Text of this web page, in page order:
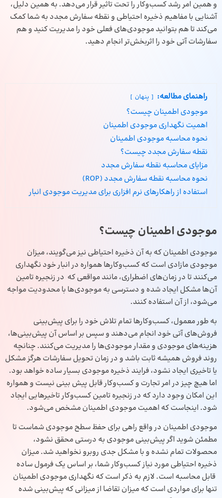
و همین امر رشد کسب‌وکار را تحت تاثیر قرار می‌دهد. به همین دلیل،
آشنایی با مفاهیم ذخیره احتیاطی و نقطه سفارش مجدد به شما کمک
می‌کند تا هم بتوانید موجودی‌های فعلی خود را مدیریت کنید و هم
سفارشات آتی خود را اثربخش‌تر انجام دهید.
راهنمای مطالعه: پنهان
موجودی اطمینان چیست؟
اهمیت نگهداری موجودی اطمینان
نحوه محاسبه موجودی اطمینان
نقطه سفارش مجدد چیست؟
مزایای محاسبه نقطه سفارش مجدد
نحوه محاسبه نقطه سفارش مجدد (ROP)
استفاده از راهکارهای نرم افزاری برای مدیریت موجودی انبار
موجودی اطمینان چیست؟
موجودی اطمینان که به آن ذخیره احتیاطی نیز می‌گویند، میزان
موجودی مازادی است که کسب‌وکارها همواره در انبار خود نگهداری
می‌کنند تا در زمان‌های اضطراری، مانند مواقعی که در زنجیره تامین
آن‌ها مشکل ایجاد شده و دسترسی به موجودی‌ها با محدودیت مواجه
می‌شود، از آن استفاده کنند.
به طور معمول، کسب‌وکارها تمام تلاش خود را برای پیش‌بینی
فروش‌های آتی خود انجام می‌دهند و سپس بر اساس آن پیش‌بینی‌ها،
هزینه‌های موجودی و مقدار موجودی‌ها را مدیریت می‌کنند. چنانچه
روند فروش همیشه ثابت باشد و در زمان تحویل سفارشات هرگز مشکل
یا تاخیری ایجاد نشود، فرایند ذخیره موجودی بسیار ساده خواهد بود.
اما هیچ چیز در امر تجارت و کسب‌وکار قابل پیش بینی نیست و همواره
این امکان وجود دارد که در زنجیره تامین کسب‌وکار تاخیرهایی ایجاد
شود. اینجاست که اهمیت موجودی اطمینان مشخص می‌شود.
موجودی اطمینان در واقع راهی برای حفظ سطح موجودی شماست تا
مطمئن شوید اگر پیش‌بینی موجودی‌ به درستی محقق نشود،
محصولات تمام نشده و با مشکل جدی‌ روبرو نخواهید شد. میزان
ذخیره احتیاطی‌ مورد نیاز کسب‌وکار شما، بر اساس یک فرمول ساده
قابل محاسبه است. لازم به ذکر است که نگهداری موجودی اطمینان
تنها برای مواردی است که میزان تقاضا از میزانی که پیش‌بینی شده